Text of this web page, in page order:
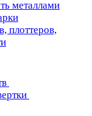
металлами
плоттеров,